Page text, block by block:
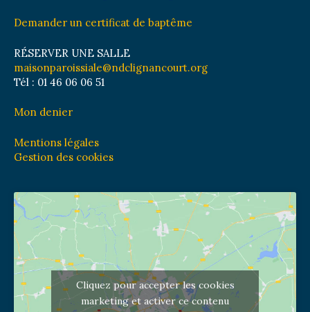
Demander un certificat de baptême
RÉSERVER UNE SALLE
maisonparoissiale@ndclignancourt.org
Tél : 01 46 06 06 51
Mon denier
Mentions légales
Gestion des cookies
Cliquez pour accepter les cookies
marketing et activer ce contenu